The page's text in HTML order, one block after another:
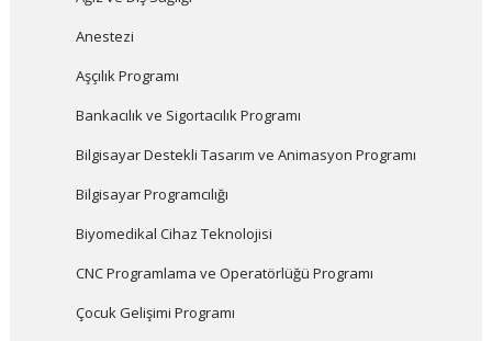
Anestezi
Aşçılık Programı
Bankacılık ve Sigortacılık Programı
Bilgisayar Destekli Tasarım ve Animasyon Programı
Bilgisayar Programcılığı
Biyomedikal Cihaz Teknolojisi
CNC Programlama ve Operatörlüğü Programı
Çocuk Gelişimi Programı